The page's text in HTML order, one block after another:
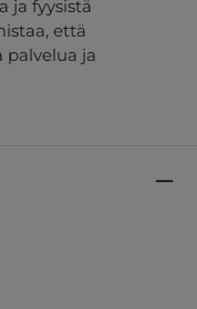
ja fyysistä
että
palvelua ja